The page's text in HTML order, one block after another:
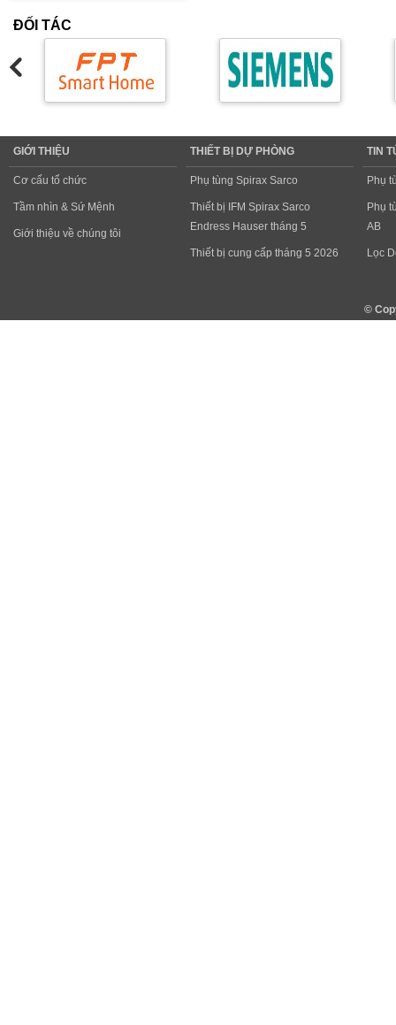
ĐỐI TÁC
GIỚI THIỆU
Cơ cấu tổ chức
Tầm nhìn & Sứ Mệnh
Giới thiệu về chúng tôi
THIẾT BỊ DỰ PHÒNG
Phụ tùng Spirax Sarco
Thiết bị IFM Spirax Sarco
Endress Hauser tháng 5
Thiết bị cung cấp tháng 5 2026
TIN
Phụ
Phụ
AB
Lọc
©